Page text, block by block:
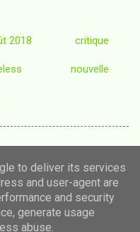
2018 critique
nouvelle
to deliver its services
and user-agent are
and security
generate usage
abuse.